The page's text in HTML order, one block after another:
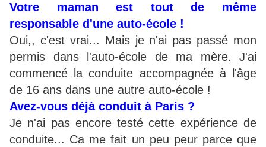
Votre maman est tout de même
responsable d'une auto-école !
Oui,, c'est vrai... Mais je n'ai pas passé mon
permis dans l'auto-école de ma mère. J'ai
commencé la conduite accompagnée à l'âge
de 16 ans dans une autre auto-école !
Avez-vous déjà conduit à Paris ?
Je n'ai pas encore testé cette expérience de
conduite... Ca me fait un peu peur parce que